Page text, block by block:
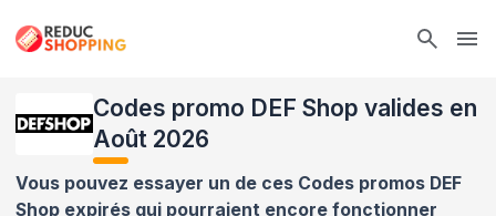
Codes promo DEF Shop valides en
Août 2026
Vous pouvez essayer un de ces Codes promos DEF
Shop expirés qui pourraient encore fonctionner